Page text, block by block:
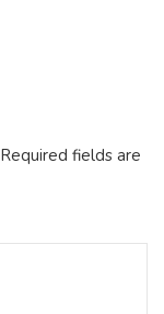
Required fields are